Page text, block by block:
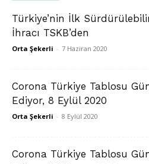
Türkiye’nin İlk
İhracı TSKB’den
Orta Şekerli - 7 Haziran 2020
Corona Türkiye Tablosu
Ediyor, 8 Eylül 2020
Orta Şekerli - 8 Eylül 2020
Corona Türkiye Tablosu